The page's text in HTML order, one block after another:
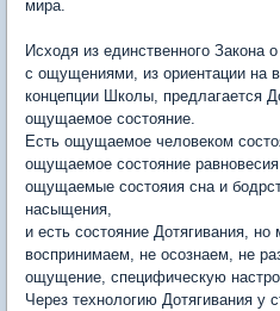
мира.
Исходя из единственного Закона
с ощущениями, из ориентации на
концепции Школы, предлагается
ощущаемое состояние.
Есть ощущаемое человеком
ощущаемое состояние равновесия
ощущаемые состояия сна и
насыщения,
и есть состояние Дотягивания,
воспринимаем, не осознаем, не
ощущение, специфическую
Через технологию Дотягивания у